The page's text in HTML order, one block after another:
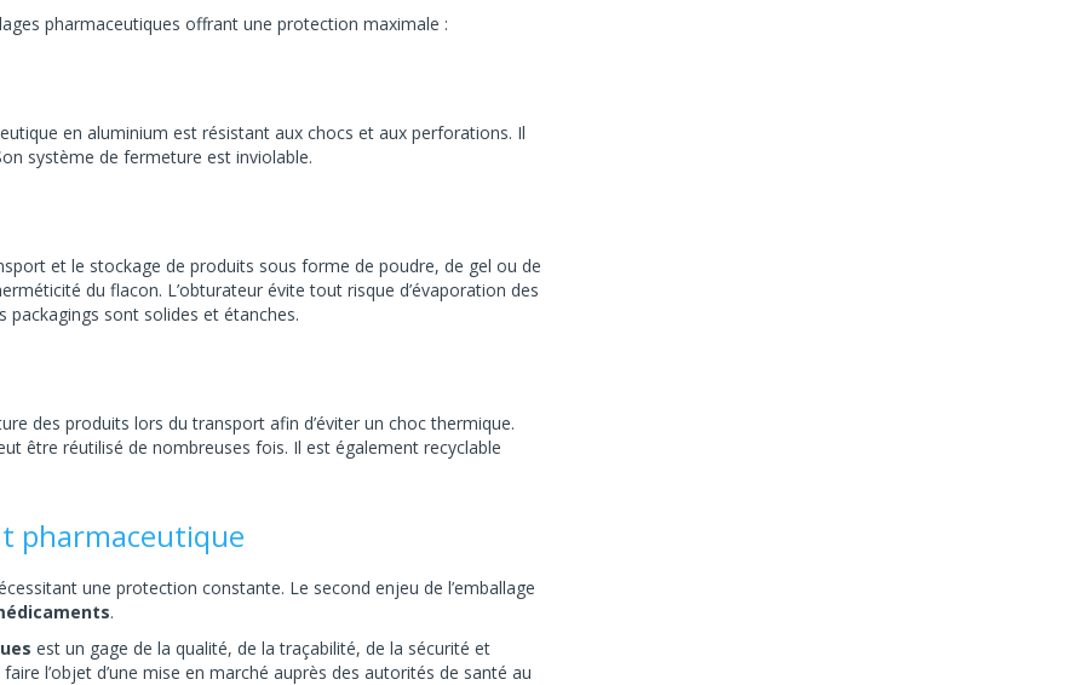
pharmaceutiques offrant une protection maximale :
en aluminium est résistant aux chocs et aux perforations. Il
système de fermeture est inviolable.
et le stockage de produits sous forme de poudre, de gel ou de
du flacon. L’obturateur évite tout risque d’évaporation des
packagings sont solides et étanches.
des produits lors du transport afin d’éviter un choc thermique.
être réutilisé de nombreuses fois. Il est également recyclable
pharmaceutique
une protection constante. Le second enjeu de l’emballage
.
est un gage de la qualité, de la traçabilité, de la sécurité et
l’objet d’une mise en marché auprès des autorités de santé au